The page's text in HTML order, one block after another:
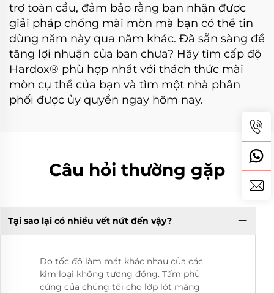
trợ toàn cầu, đảm bảo rằng bạn nhận được
giải pháp chống mài mòn mà bạn có thể tin
dùng năm này qua năm khác. Đã sẵn sàng để
tăng lợi nhuận của bạn chưa? Hãy tìm cấp độ
Hardox® phù hợp nhất với thách thức mài
mòn cụ thể của bạn và tìm một nhà phân
phối được ủy quyền ngay hôm nay.
Câu hỏi thường gặp
Tại sao lại có nhiều vết nứt đến vậy?
Do tốc độ làm mát khác nhau của các
kim loại không tương đồng. Tấm phủ
cứng của chúng tôi cho lớp lót máng